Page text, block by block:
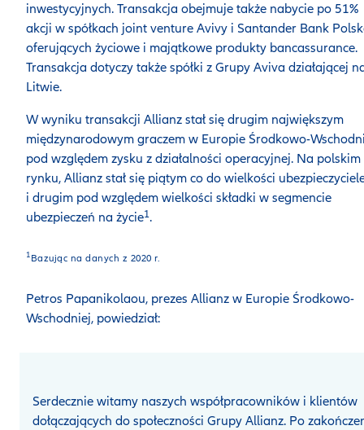
inwestycyjnych. Transakcja obejmuje także nabycie po 51%
akcji w spółkach joint venture Avivy i Santander Bank
oferujących życiowe i majątkowe produkty bancassurance.
Transakcja dotyczy także spółki z Grupy Aviva działającej
Litwie.
W wyniku transakcji Allianz stał się drugim największym
międzynarodowym graczem w Europie Środkowo-
pod względem zysku z działalności operacyjnej. Na polskim
rynku, Allianz stał się piątym co do wielkości
i drugim pod względem wielkości składki w segmencie
ubezpieczeń na życie1.
1Bazując na danych z 2020 r.
Petros Papanikolaou, prezes Allianz w Europie Środkowo-
Wschodniej, powiedział:
Serdecznie witamy naszych współpracowników i klientów
dołączających do społeczności Grupy Allianz. Po